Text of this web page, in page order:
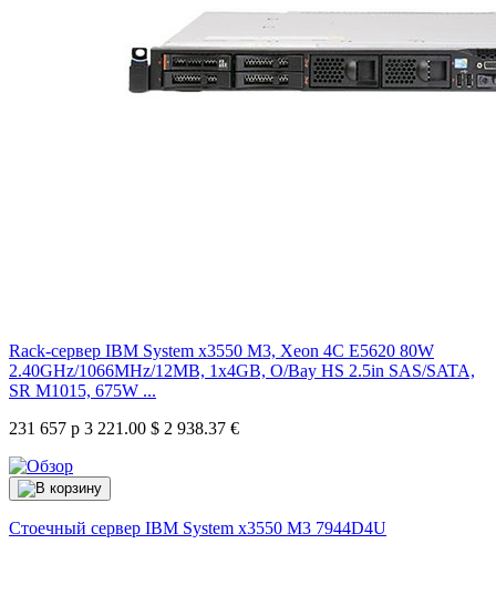
Rack-сервер IBM System x3550 M3, Xeon 4C E5620 80W
2.40GHz/1066MHz/12MB, 1x4GB, O/Bay HS 2.5in SAS/SATA,
SR M1015, 675W ...
231 657 р 3 221.00 $ 2 938.37 €
Стоечный сервер IBM System x3550 M3 7944D4U